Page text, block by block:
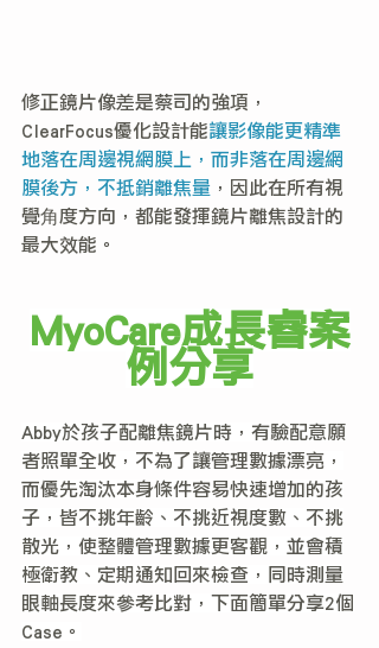
修正鏡片像差是蔡司的強項，
ClearFocus優化設計能讓影像能更精準
地落在周邊視網膜上，而非落在周邊網
膜後方，不抵銷離焦量 ，因此在所有視
覺角度方向，都能發揮鏡片離焦設計的
最大效能。
MyoCare成長睿案
例分享
Abby於孩子配離焦鏡片時，有驗配意願
者照單全收，不為了讓管理數據漂亮，
而優先淘汰本身條件容易快速增加的孩
子，皆不挑年齡、不挑近視度數、不挑
散光，使整體管理數據更客觀，並會積
極衛教、定期通知回來檢查，同時測量
眼軸長度來參考比對，下面簡單分享2個
Case。